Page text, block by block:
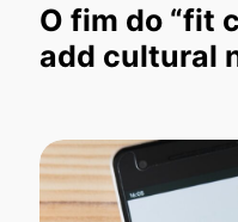
O fim do “fit
add cultural